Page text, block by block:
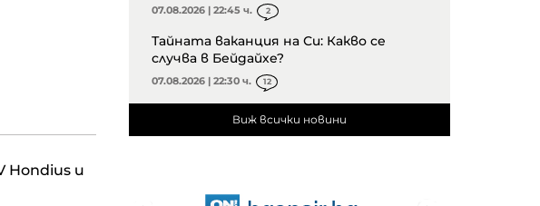
Hondius и
07.08.2026 | 22:45 ч. 2
Тайната ваканция на Си: Какво се
случва в Бейдайхе?
07.08.2026 | 22:30 ч. 12
Виж всички новини